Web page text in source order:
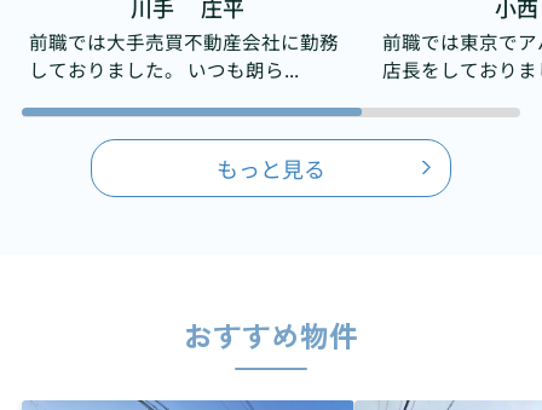
川手 庄平
前職では大手売買不動産会社に勤務
しておりました。 いつも朗ら...
小
前職では東京で
店長をしており
もっと見る
おすすめ物件